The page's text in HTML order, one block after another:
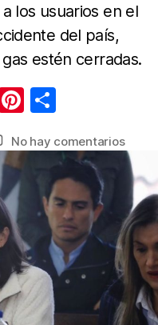
los usuarios en el
del país,
estén cerradas.
Pi
er
e
st
m
p
ar
tir
No hay comentariosen
En
el
de
12
horas
se